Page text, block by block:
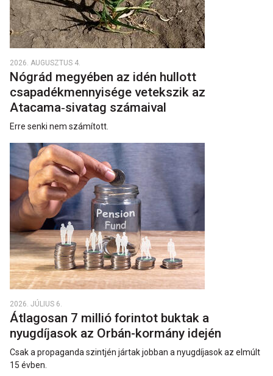
2026. AUGUSZTUS 4.
Nógrád megyében az idén hullott
csapadékmennyisége vetekszik az
Atacama‑sivatag számaival
Erre senki nem számított.
2026. JÚLIUS 6.
Átlagosan 7 millió forintot buktak a
nyugdíjasok az Orbán-kormány idején
Csak a propaganda szintjén jártak jobban a nyugdíjasok az elmúlt
15 évben.